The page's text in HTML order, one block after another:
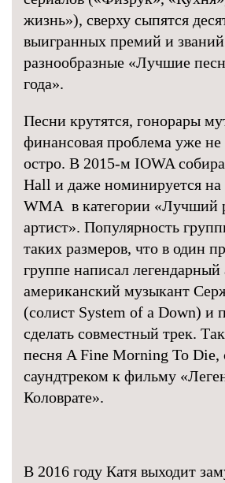
жизнь»), сверху сыпятся
выигранных премий и
разнообразные «Лучшие
года».
Песни крутятся, гонорары
финансовая проблема уже не
остро. В 2015-м IOWA
Hall и даже номинируется
WMA в категории «Лучший
артист». Популярность
таких размеров, что в один
группе написал
американский музыкант
(солист System of a Down) и
сделать совместный трек.
песня A Fine Morning To Die,
саундтреком к фильму
Коловрате».
В 2016 году Катя выходит